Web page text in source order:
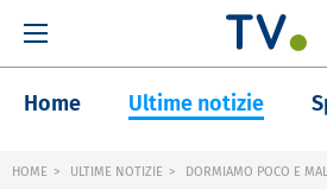
Home Ultime notizie
HOME ULTIME NOTIZIE DORMIAMO POCO E